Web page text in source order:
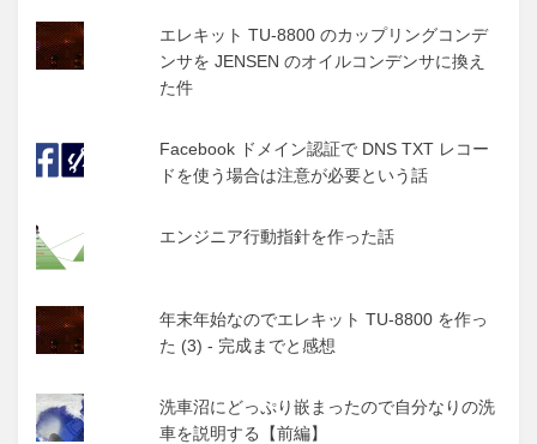
エレキット TU-8800 のカップリングコンデ
ンサを JENSEN のオイルコンデンサに換え
た件
Facebook ドメイン認証で DNS TXT レコー
ドを使う場合は注意が必要という話
エンジニア行動指針を作った話
年末年始なのでエレキット TU-8800 を作っ
た (3) - 完成までと感想
洗車沼にどっぷり嵌まったので自分なりの洗
車を説明する【前編】